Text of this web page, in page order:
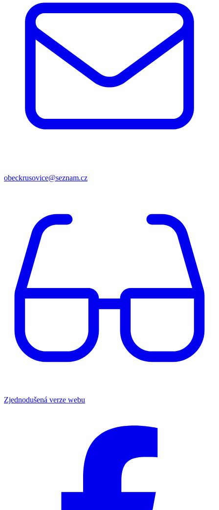
obeckrusovice@seznam.cz
Zjednodušená verze webu